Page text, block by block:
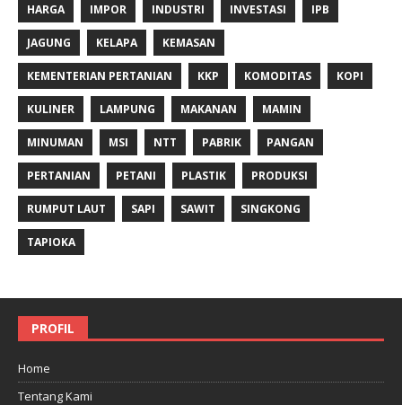
HARGA IMPOR INDUSTRI INVESTASI IPB
JAGUNG KELAPA KEMASAN
KEMENTERIAN PERTANIAN KKP KOMODITAS KOPI
KULINER LAMPUNG MAKANAN MAMIN
MINUMAN MSI NTT PABRIK PANGAN
PERTANIAN PETANI PLASTIK PRODUKSI
RUMPUT LAUT SAPI SAWIT SINGKONG
TAPIOKA
PROFIL
Home
Tentang Kami